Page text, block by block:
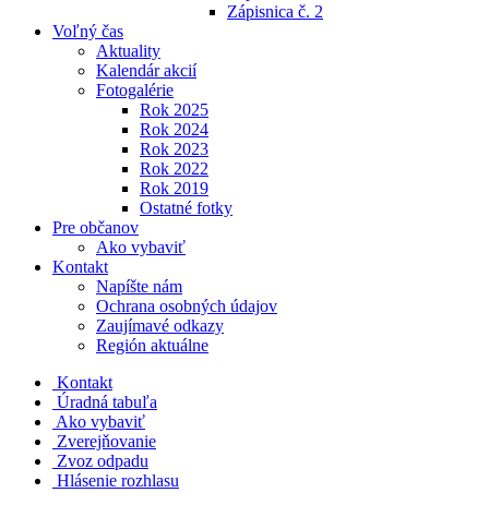
Zápisnica č. 2
Voľný čas
Aktuality
Kalendár akcií
Fotogalérie
Rok 2025
Rok 2024
Rok 2023
Rok 2022
Rok 2019
Ostatné fotky
Pre občanov
Ako vybaviť
Kontakt
Napíšte nám
Ochrana osobných údajov
Zaujímavé odkazy
Región aktuálne
Kontakt
Úradná tabuľa
Ako vybaviť
Zverejňovanie
Zvoz odpadu
Hlásenie rozhlasu